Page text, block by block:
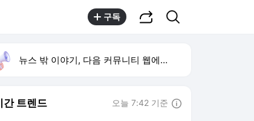
구독
뉴스 밖 이야기, 다음 커뮤니티 웹에서 보기
간 트렌드 오늘 7:42 기준